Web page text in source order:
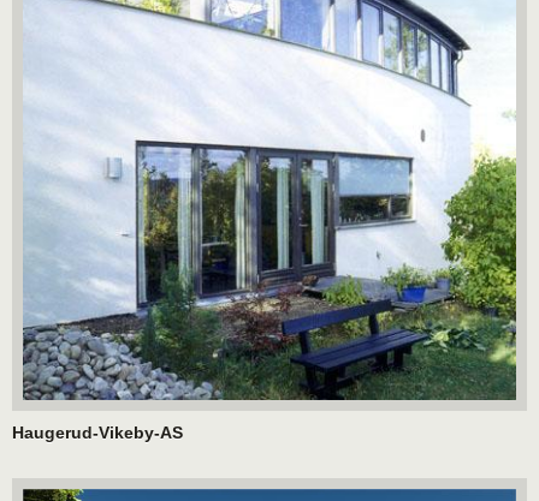
Haugerud-Vikeby-AS